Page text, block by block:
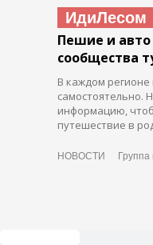
ИдиЛесом
Пешие и
сообщества
В каждом
самостоятельно.
информацию,
путешествие в
НОВОСТИ Группа